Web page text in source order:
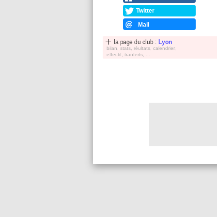
Twitter
Mail
la page du club : Lyon
bilan, stats, réultats, calendrier,
effectif, tranferts, ...